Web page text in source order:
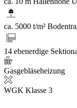
ca. 5000 t/m²
14 ebenerdige
Gasgebläseheizung
WGK Klasse 3